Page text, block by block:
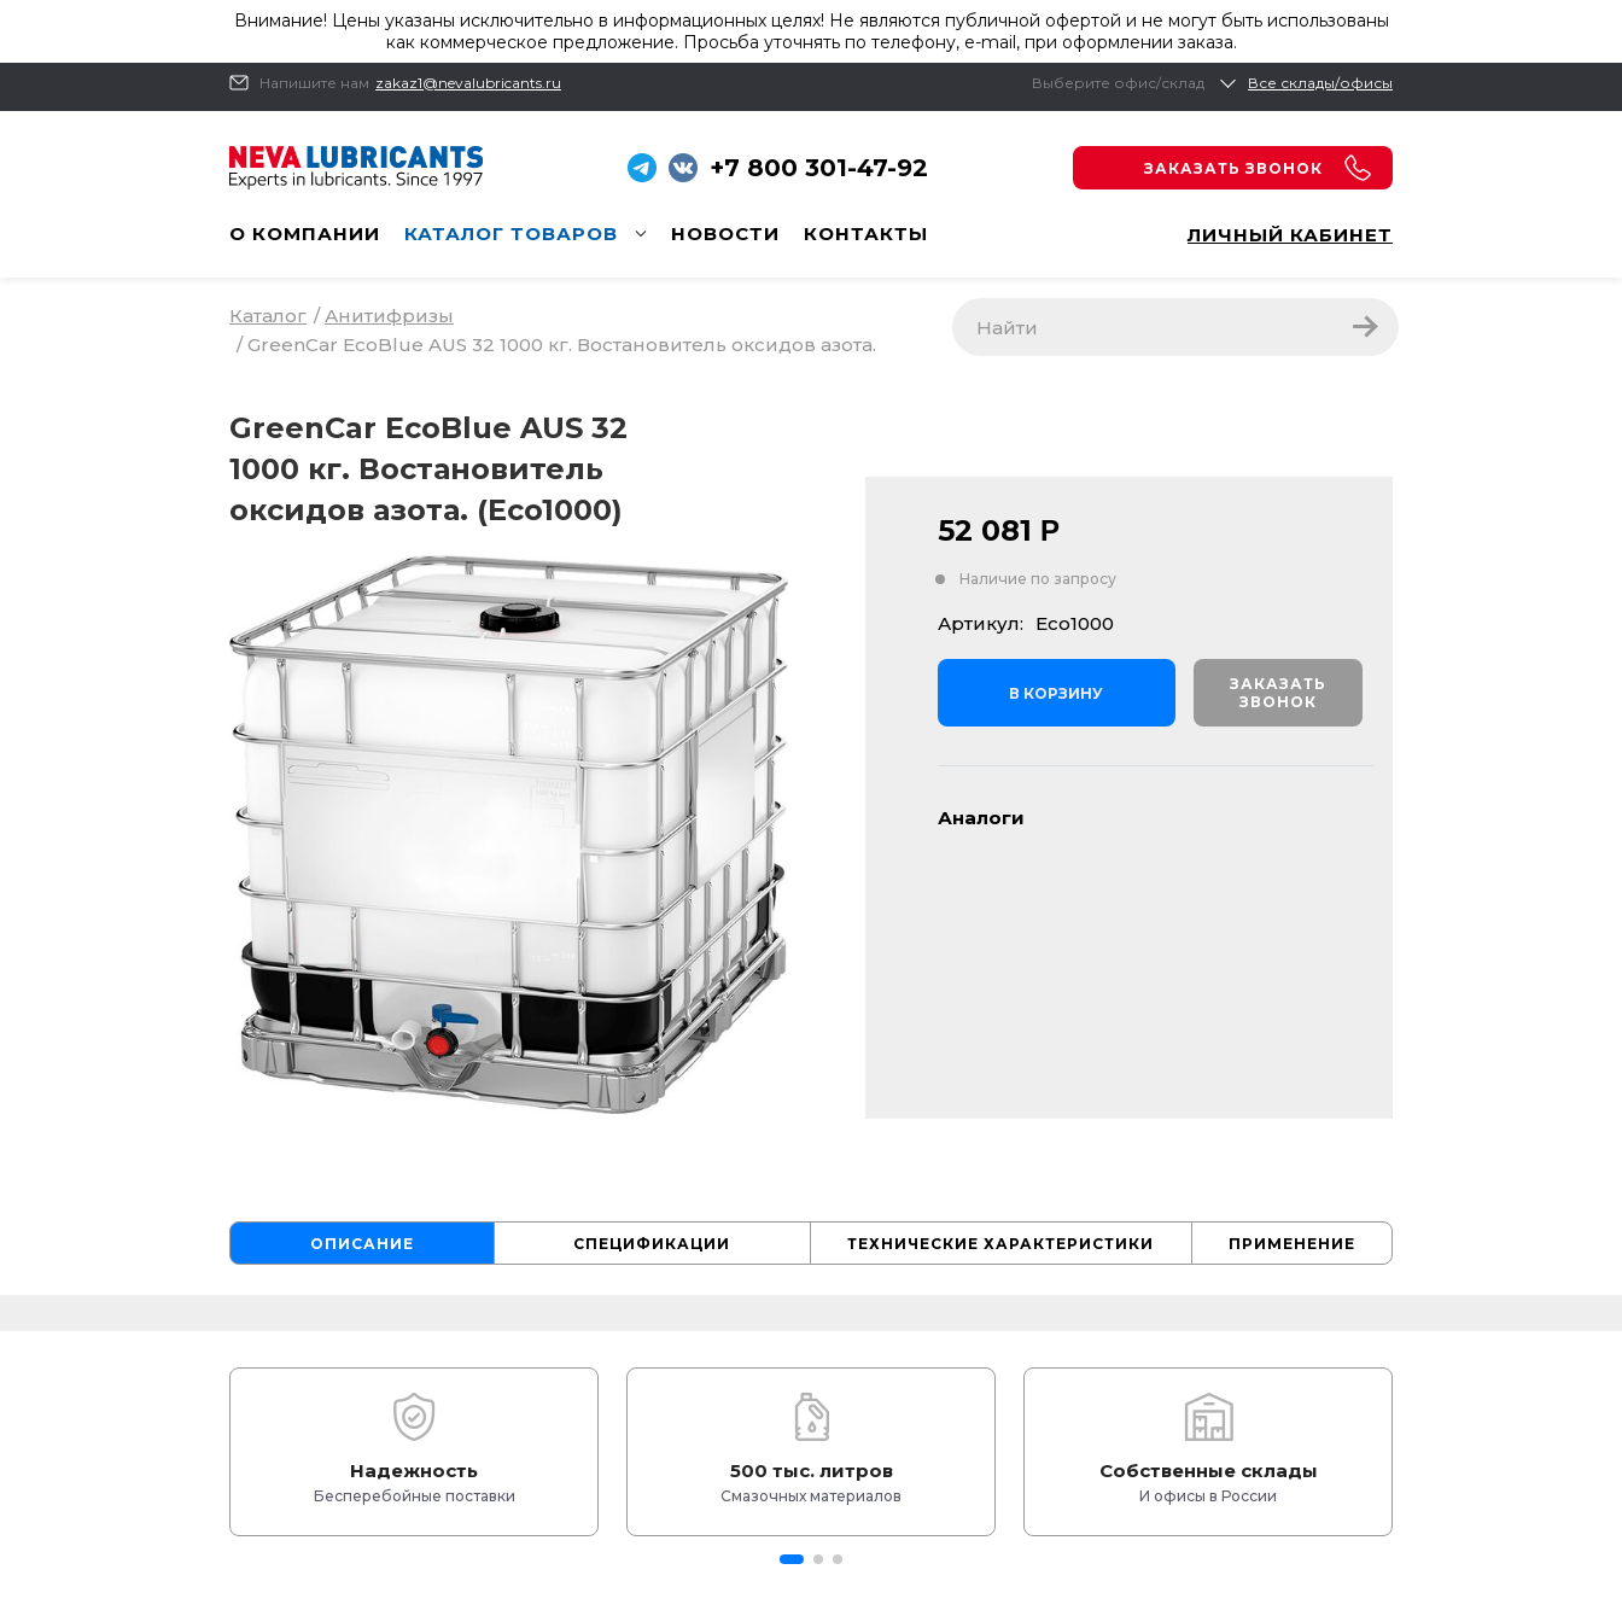
Внимание! Цены указаны исключительно в информационных целях! Не являются публичной офертой и не могут быть использованы
как коммерческое предложение. Просьба уточнять по телефону, e-mail, при оформлении заказа.
Напишите нам zakaz1@nevalubricants.ru Выберите офис/склад Все склады/офисы
+7 800 301-47-92 ЗАКАЗАТЬ ЗВОНОК
О КОМПАНИИ КАТАЛОГ ТОВАРОВ НОВОСТИ КОНТАКТЫ ЛИЧНЫЙ КАБИНЕТ
Каталог / Анитифризы
/ GreenCar EcoBlue AUS 32 1000 кг. Востановитель оксидов азота.
GreenCar EcoBlue AUS 32
1000 кг. Востановитель
оксидов азота. (Eco1000)
52 081 Р
Наличие по запросу
Артикул: Eco1000
В КОРЗИНУ
ЗАКАЗАТЬ
ЗВОНОК
Аналоги
ОПИСАНИЕ СПЕЦИФИКАЦИИ ТЕХНИЧЕСКИЕ ХАРАКТЕРИСТИКИ ПРИМЕНЕНИЕ
Надежность
Бесперебойные поставки
500 тыс. литров
Смазочных материалов
Собственные склады
И офисы в России